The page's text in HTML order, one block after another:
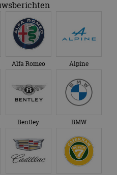
Alfa Romeo Alpine
Bentley BMW